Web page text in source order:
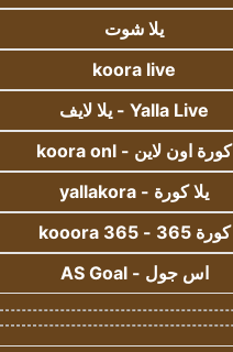
يلا شوت
koora live
Yalla Live - يلا لايف
كورة اون لاين - koora onl
يلا كورة - yallakora
كورة 365 - kooora 365
اس جول - AS Goal